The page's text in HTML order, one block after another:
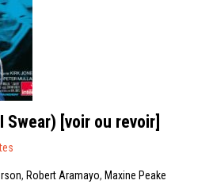
[voir ou revoir]
, Robert Aramayo, Maxine Peake